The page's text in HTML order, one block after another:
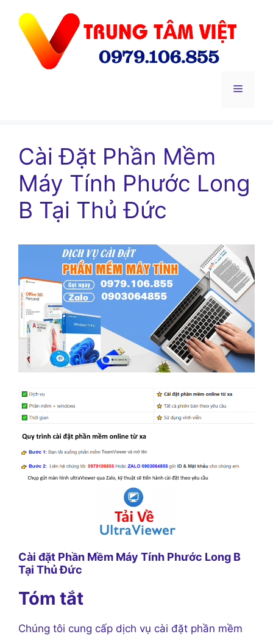
Menu
Cài Đặt Phần Mềm
Máy Tính Phước Long
B Tại Thủ Đức
Cài đặt Phần Mềm Máy Tính Phước Long B
Tại Thủ Đức
Tóm tắt
Chúng tôi cung cấp dịch vụ cài đặt phần mềm